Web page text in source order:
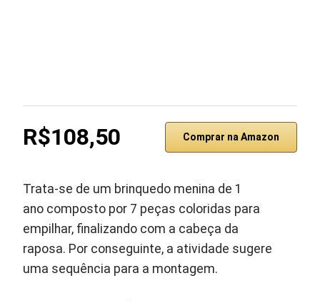
R$108,50 Comprar na Amazon
Trata-se de um brinquedo menina de 1
ano composto por 7 peças coloridas para
empilhar, finalizando com a cabeça da
raposa. Por conseguinte, a atividade sugere
uma sequência para a montagem.